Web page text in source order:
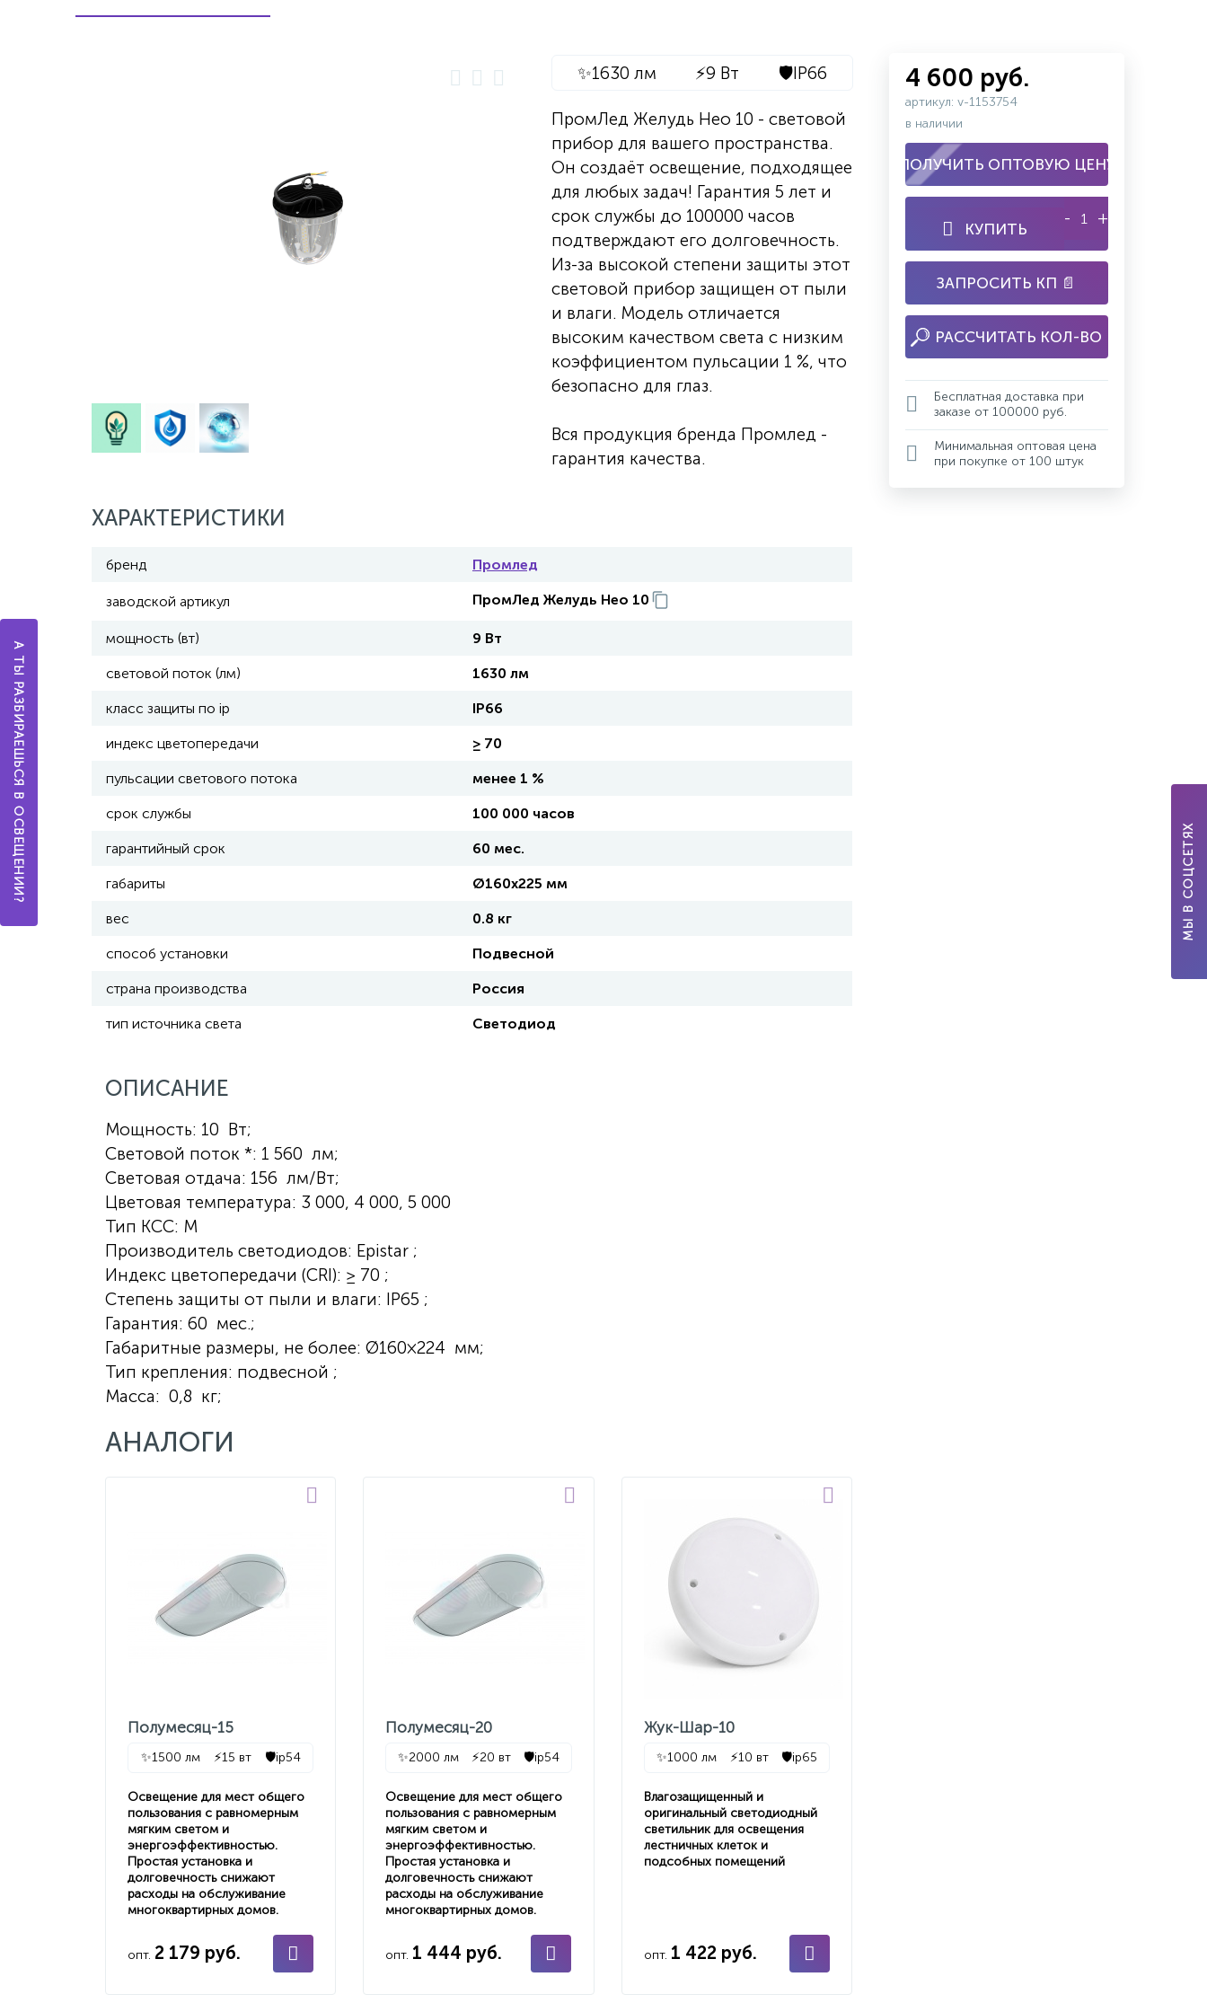
✨1630 лм ⚡9 Вт 🛡️IP66
ПромЛед Желудь Нео 10 - световой
прибор для вашего пространства.
Он создаёт освещение, подходящее
для любых задач! Гарантия 5 лет и
срок службы до 100000 часов
подтверждают его долговечность.
Из-за высокой степени защиты этот
световой прибор защищен от пыли
и влаги. Модель отличается
высоким качеством света с низким
коэффициентом пульсации 1 %, что
безопасно для глаз.
Вся продукция бренда Промлед -
гарантия качества.
ХАРАКТЕРИСТИКИ
бренд Промлед
заводской артикул ПромЛед Желудь Нео 10
мощность (вт) 9 Вт
световой поток (лм) 1630 лм
класс защиты по ip IP66
индекс цветопередачи ≥ 70
пульсации светового потока менее 1 %
срок службы 100 000 часов
гарантийный срок 60 мес.
габариты Ø160х225 мм
вес 0.8 кг
способ установки Подвесной
страна производства Россия
тип источника света Светодиод
ОПИСАНИЕ
Мощность: 10 Вт;
Световой поток *: 1 560 лм;
Световая отдача: 156 лм/Вт;
Цветовая температура: 3 000, 4 000, 5 000
Тип КСС: М
Производитель светодиодов: Epistar ;
Индекс цветопередачи (CRI): ≥ 70 ;
Степень защиты от пыли и влаги: IP65 ;
Гарантия: 60 мес.;
Габаритные размеры, не более: Ø160×224 мм;
Тип крепления: подвесной ;
Масса: 0,8 кг;
АНАЛОГИ
Полумесяц-15
✨1500 лм ⚡15 вт 🛡️ip54
Освещение для мест общего
пользования с равномерным
мягким светом и
энергоэффективностью.
Простая установка и
долговечность снижают
расходы на обслуживание
многоквартирных домов.
опт. 2 179 руб.
Полумесяц-20
✨2000 лм ⚡20 вт 🛡️ip54
Освещение для мест общего
пользования с равномерным
мягким светом и
энергоэффективностью.
Простая установка и
долговечность снижают
расходы на обслуживание
многоквартирных домов.
опт. 1 444 руб.
Жук-Шар-10
✨1000 лм ⚡10 вт 🛡️ip65
Влагозащищенный и
оригинальный светодиодный
светильник для освещения
лестничных клеток и
подсобных помещений
опт. 1 422 руб.
4 600 руб.
артикул: v-1153754
в наличии
ПОЛУЧИТЬ ОПТОВУЮ ЦЕНУ
КУПИТЬ
- +
ЗАПРОСИТЬ КП 📄
РАССЧИТАТЬ КОЛ-ВО
Бесплатная доставка при
заказе от 100000 руб.
Минимальная оптовая цена
при покупке от 100 штук
МЫ В СОЦСЕТЯХ
А ТЫ РАЗБИРАЕШЬСЯ В ОСВЕЩЕНИИ?